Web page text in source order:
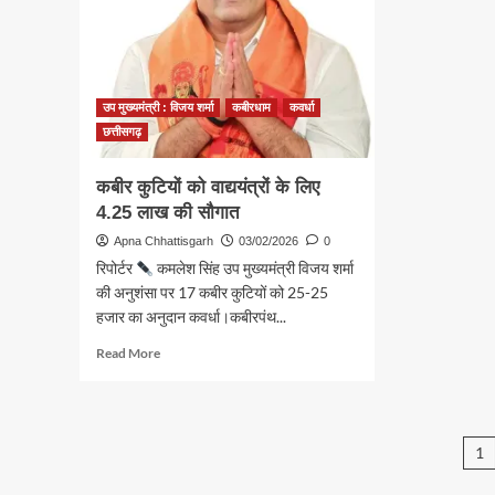
सीएमएचओ
ने
को
सौंपे
जिले
के
अहम
स्वास्थ्य
प्रभार,
प्रशासनिक
पारदर्शिता
उठे
गंभीर
सवाल
उप मुख्यमंत्री : विजय शर्मा कबीरधाम
कवर्धा
छत्तीसगढ़
कबीर कुटियों को वाद्ययंत्रों के लिए
4.25 लाख की सौगात
Apna Chhattisgarh 03/02/2026 0
रिपोर्टर
कमलेश सिंह उप मुख्यमंत्री विजय शर्मा
की अनुशंसा पर 17 कबीर कुटियों को 25-25
हजार का अनुदान कवर्धा।कबीरपंथ...
Read MoreRead
1